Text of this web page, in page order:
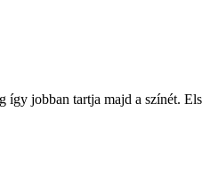
jobban tartja majd a színét.